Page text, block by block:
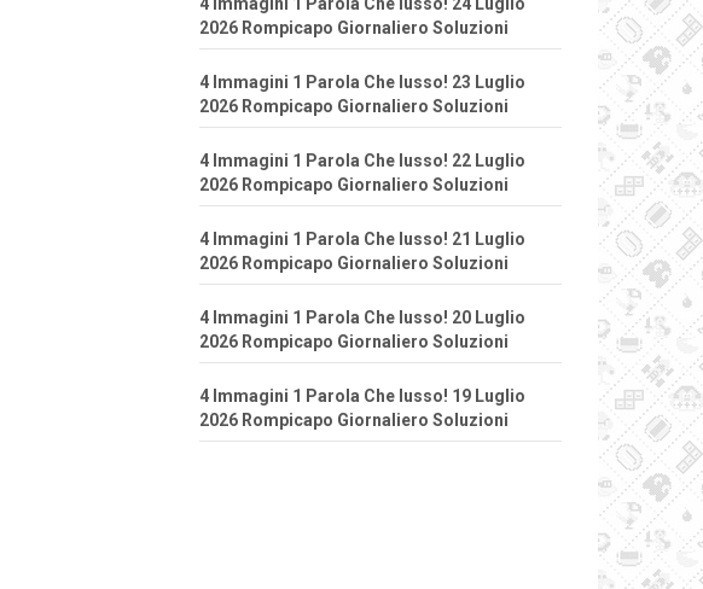
2026 Rompicapo Giornaliero Soluzioni
4 Immagini 1 Parola Che lusso! 23 Luglio
2026 Rompicapo Giornaliero Soluzioni
4 Immagini 1 Parola Che lusso! 22 Luglio
2026 Rompicapo Giornaliero Soluzioni
4 Immagini 1 Parola Che lusso! 21 Luglio
2026 Rompicapo Giornaliero Soluzioni
4 Immagini 1 Parola Che lusso! 20 Luglio
2026 Rompicapo Giornaliero Soluzioni
4 Immagini 1 Parola Che lusso! 19 Luglio
2026 Rompicapo Giornaliero Soluzioni